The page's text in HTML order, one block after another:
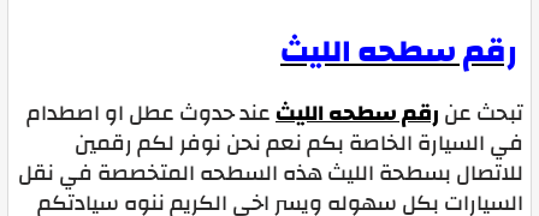
رقم سطحه الليث
تبحث عنرقم سطحه الليثعند حدوث عطل او اصطدام
في السيارة الخاصة بكم نعم نحن نوفر لكم رقمين
للاتصال بسطحة الليث هذه السطحه المتخصصة في نقل
السيارات بكل سهوله ويسر اخي الكريم ننوه سيادتكم